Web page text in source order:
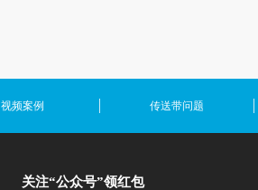
视频案例 传送带问题
关注“公众号”领红包